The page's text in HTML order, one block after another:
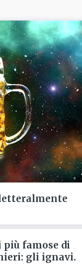
famose di
gli ignavi.